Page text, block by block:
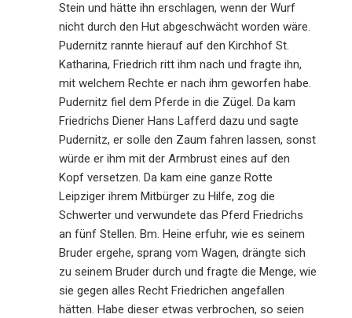
Stein und hätte ihn erschlagen, wenn der Wurf
nicht durch den Hut abgeschwächt worden wäre.
Pudernitz rannte hierauf auf den Kirchhof St.
Katharina, Friedrich ritt ihm nach und fragte ihn,
mit welchem Rechte er nach ihm geworfen habe.
Pudernitz fiel dem Pferde in die Zügel. Da kam
Friedrichs Diener Hans Lafferd dazu und sagte
Pudernitz, er solle den Zaum fahren lassen, sonst
würde er ihm mit der Armbrust eines auf den
Kopf versetzen. Da kam eine ganze Rotte
Leipziger ihrem Mitbürger zu Hilfe, zog die
Schwerter und verwundete das Pferd Friedrichs
an fünf Stellen. Bm. Heine erfuhr, wie es seinem
Bruder ergehe, sprang vom Wagen, drängte sich
zu seinem Bruder durch und fragte die Menge, wie
sie gegen alles Recht Friedrichen angefallen
hätten. Habe dieser etwas verbrochen, so seien